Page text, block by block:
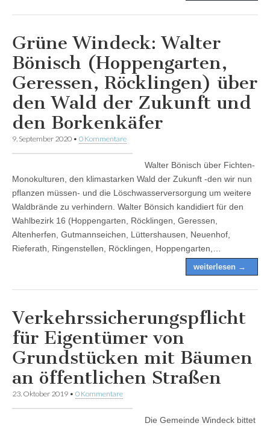
Grüne Windeck: Walter
Bönisch (Hoppengarten,
Geressen, Röcklingen) über
den Wald der Zukunft und
den Borkenkäfer
9. September 2020 • 0 Kommentare
Walter Bönisch über Fichten-
Monokulturen, den klimastarken Wald der Zukunft -den wir nun
pflanzen müssen- und die Löschwasserversorgung um weitere
Waldbrände zu verhindern. Walter Bönsich kandidiert für den
Wahlbezirk 16 (Hoppengarten, Röcklingen, Geressen,
Altenherfen, Gutmannseichen, Lüttershausen, Neuenhof,
Rieferath, Ringenstellen, Röcklingen, Hoppengarten,…
weiterlesen →
Verkehrssicherungspflicht
für Eigentümer von
Grundstücken mit Bäumen
an öffentlichen Straßen
23. Oktober 2019 • 0 Kommentare
Die Gemeinde Windeck bittet